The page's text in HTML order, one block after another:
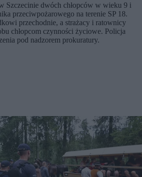
Szczecinie dwóch chłopców w wieku 9 i
przeciwpożarowego na terenie SP 18.
przechodnie, a strażacy i ratownicy
chłopcom czynności życiowe. Policja
pod nadzorem prokuratury.